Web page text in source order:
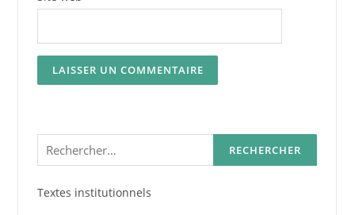
Rechercher :
Textes institutionnels